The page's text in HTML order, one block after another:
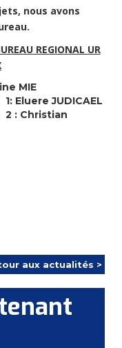
nous avons
REGIONAL UR
MIE
Eluere JUDICAEL
: Christian
aux actualités >